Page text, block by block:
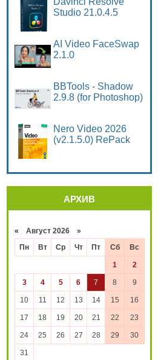
Studio 21.0.4.5
AI Video FaceSwap
2.1.0
BBTools - Shadow
2.9.8 (for Photoshop)
Nero Video 2026
(v2.1.5.0) RePack
АРХИВ
« Август 2026 »
Пн
Вт Ср Чт Пт Сб Вс
1 2
3 4 5 6 7 8 9
10 11 12 13 14 15 16
17 18 19 20 21 22 23
24 25 26 27 28 29 30
31